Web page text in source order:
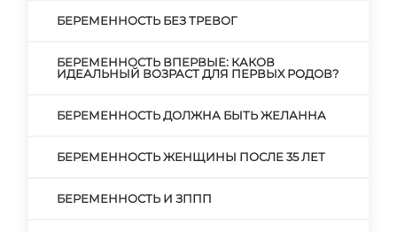
БЕРЕМЕННОСТЬ БЕЗ ТРЕВОГ
БЕРЕМЕННОСТЬ ВПЕРВЫЕ: КАКОВ
ИДЕАЛЬНЫЙ ВОЗРАСТ ДЛЯ ПЕРВЫХ РОДОВ?
БЕРЕМЕННОСТЬ ДОЛЖНА БЫТЬ ЖЕЛАННА
БЕРЕМЕННОСТЬ ЖЕНЩИНЫ ПОСЛЕ 35 ЛЕТ
БЕРЕМЕННОСТЬ И ЗППП